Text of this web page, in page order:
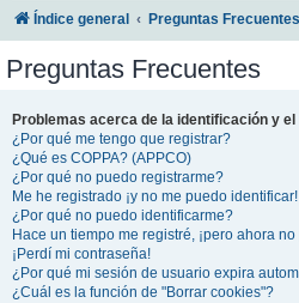
Índice general Preguntas Frecuentes
Preguntas Frecuentes
Problemas acerca de la identificación y
¿Por qué me tengo que registrar?
¿Qué es COPPA? (APPCO)
¿Por qué no puedo registrarme?
Me he registrado ¡y no me puedo identificar!
¿Por qué no puedo identificarme?
Hace un tiempo me registré, ¡pero ahora
¡Perdí mi contraseña!
¿Por qué mi sesión de usuario expira
¿Cuál es la función de "Borrar cookies"?